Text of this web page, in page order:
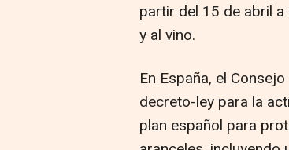
partir del 15 de abril
y al vino.
En España, el
decreto-ley para la
plan español para